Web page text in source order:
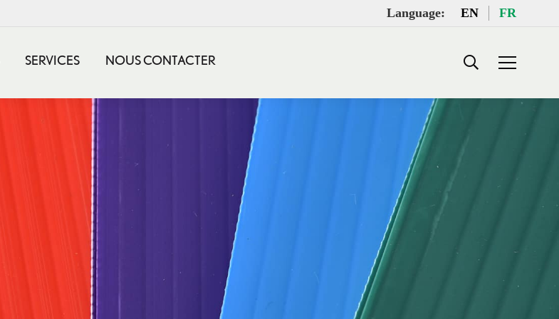
Language: EN FR
SERVICES NOUS CONTACTER Search: